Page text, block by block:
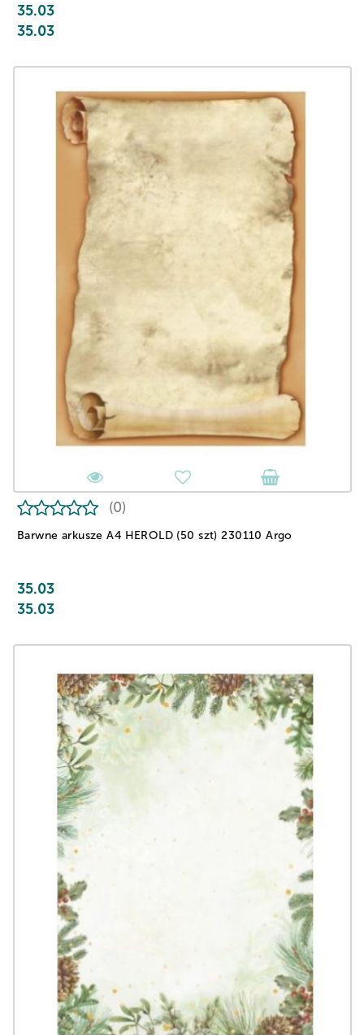
35.03
35.03
Barwne arkusze A4 HEROLD (50 szt) 230110 Argo
(0)
35.03
35.03